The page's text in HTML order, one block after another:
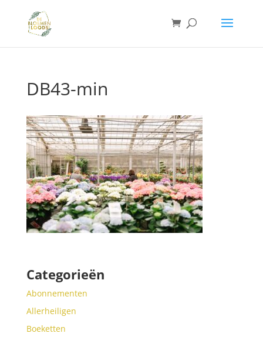
DB43-min
Categorieën
Abonnementen
Allerheiligen
Boeketten